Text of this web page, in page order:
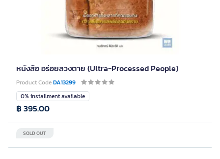
หนังสือ อร่อยลวงตาย (Ultra-Processed People)
Product CodeDA13299
0% installment available
SOLD OUT
฿ 395.00